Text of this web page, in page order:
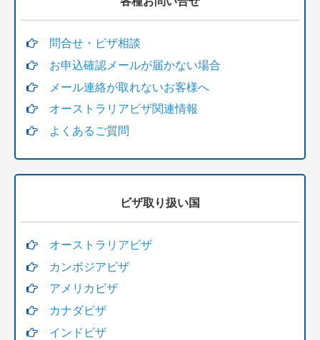
問合せ・ビザ相談
お申込確認メールが届かない場合
メール連絡が取れないお客様へ
オーストラリアビザ関連情報
よくあるご質問
ビザ取り扱い国
オーストラリアビザ
カンボジアビザ
アメリカビザ
カナダビザ
インドビザ